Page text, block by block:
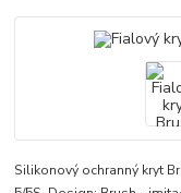
Silikonový ochranný kryt